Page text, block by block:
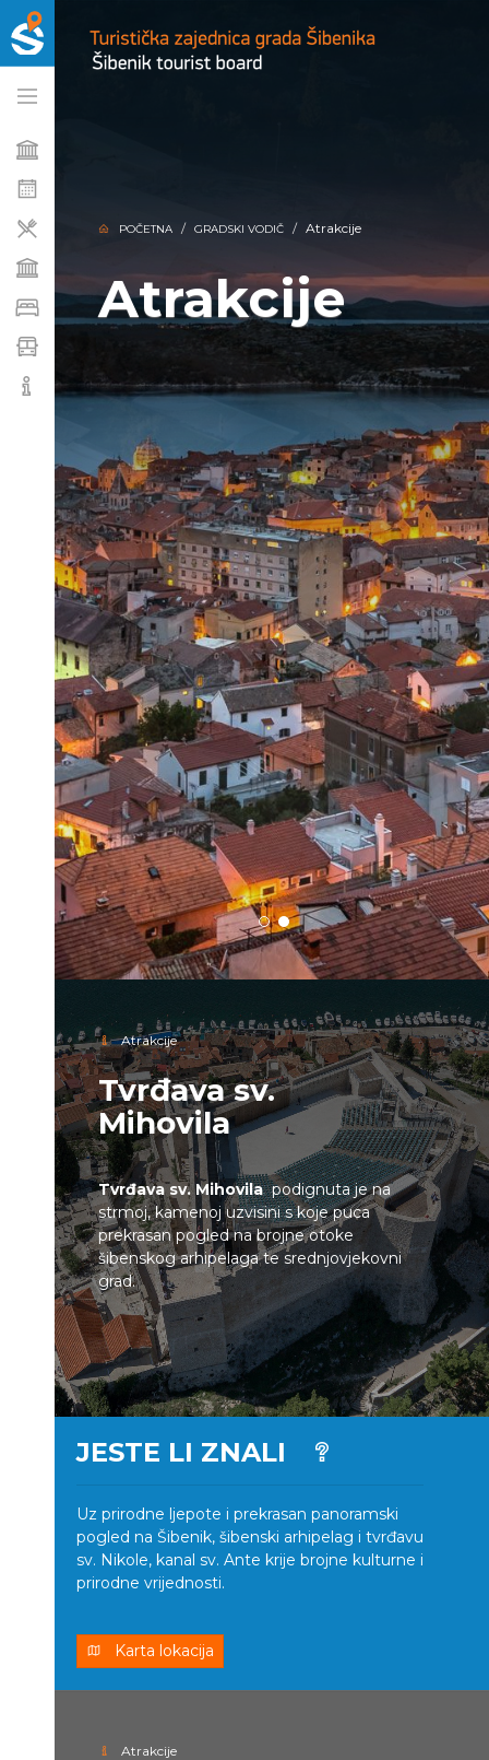
POČETNA GRADSKI VODIČ Atrakcije
Atrakcije
Atrakcije
Atrakcije
Tvrđava sv.
Mihovila
Tvrđava sv. Mihovilapodignuta je na
strmoj, kamenoj uzvisini s koje puca
prekrasan pogled na brojne otoke
šibenskog arhipelaga te srednjovjekovni
grad.
JESTE LI ZNALI
Uz prirodne ljepote i prekrasan panoramski
pogled na Šibenik, šibenski arhipelag i tvrđavu
sv. Nikole, kanal sv. Ante krije brojne kulturne i
prirodne vrijednosti.
Karta lokacija
Atrakcije